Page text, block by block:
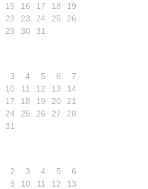
15 16 17 18
19
22 23 24 25
26
29 30 31
3 4 5 6
7
10 11 12 13
14
17 18 19 20
21
24 25 26 27
28
31
2 3 4 5
6
9 10 11 12
13